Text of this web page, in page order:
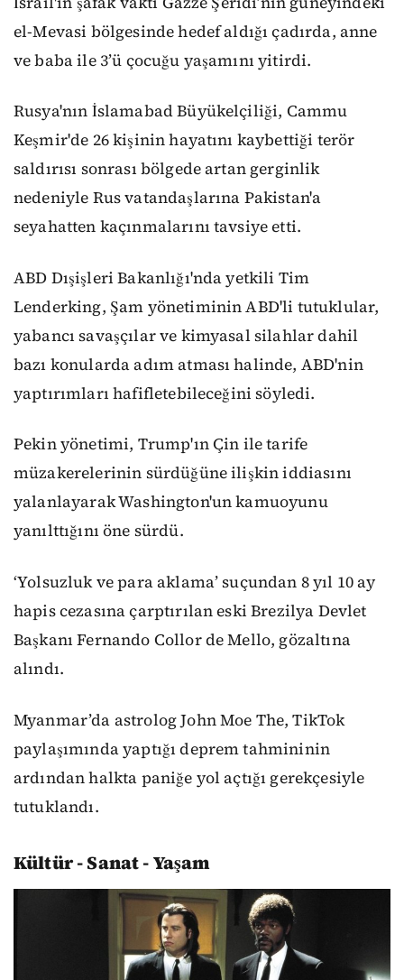
el-Mevasi bölgesinde hedef aldığı çadırda, anne
ve baba ile 3’ü çocuğu yaşamını yitirdi.
Rusya'nın İslamabad Büyükelçiliği, Cammu
Keşmir'de 26 kişinin hayatını kaybettiği terör
saldırısı sonrası bölgede artan gerginlik
nedeniyle Rus vatandaşlarına Pakistan'a
seyahatten kaçınmalarını tavsiye etti.
ABD Dışişleri Bakanlığı'nda yetkili Tim
Lenderking, Şam yönetiminin ABD'li tutuklular,
yabancı savaşçılar ve kimyasal silahlar dahil
bazı konularda adım atması halinde, ABD'nin
yaptırımları hafifletebileceğini söyledi.
Pekin yönetimi, Trump'ın Çin ile tarife
müzakerelerinin sürdüğüne ilişkin iddiasını
yalanlayarak Washington'un kamuoyunu
yanılttığını öne sürdü.
‘Yolsuzluk ve para aklama’ suçundan 8 yıl 10 ay
hapis cezasına çarptırılan eski Brezilya Devlet
Başkanı Fernando Collor de Mello, gözaltına
alındı.
Myanmar’da astrolog John Moe The, TikTok
paylaşımında yaptığı deprem tahmininin
ardından halkta paniğe yol açtığı gerekçesiyle
tutuklandı.
Kültür - Sanat - Yaşam